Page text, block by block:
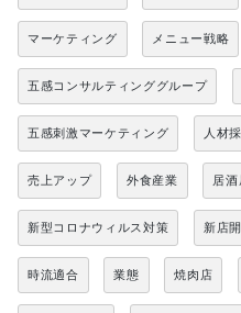
マーケティング メニュー戦略
五感コンサルティンググループ
五感刺激マーケティング 人材
売上アップ 外食産業 居酒
新型コロナウィルス対策 新店
時流適合 業態 焼肉店